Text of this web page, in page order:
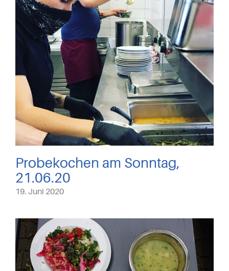
Probekochen am Sonntag,
21.06.20
19. Juni 2020